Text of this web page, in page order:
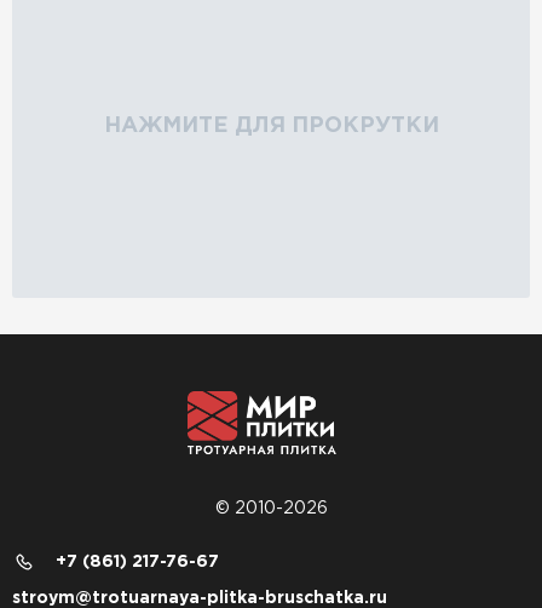
НАЖМИТЕ ДЛЯ ПРОКРУТКИ
© 2010-2026
+7 (861) 217-76-67
stroym@trotuarnaya-plitka-bruschatka.ru